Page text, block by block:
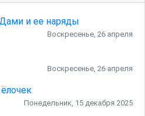
и ее наряды
Воскресенье, 26 апреля
Воскресенье, 26 апреля
Понедельник, 15 декабря 2025